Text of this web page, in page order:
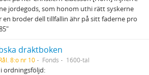
jordegods, som honom uthi rätt syskerne
en broder dell tillfallin ähr på sitt faderne pro
dräktboken
8:o nr 10 Fonds 1600-tal
ordningsföljd: